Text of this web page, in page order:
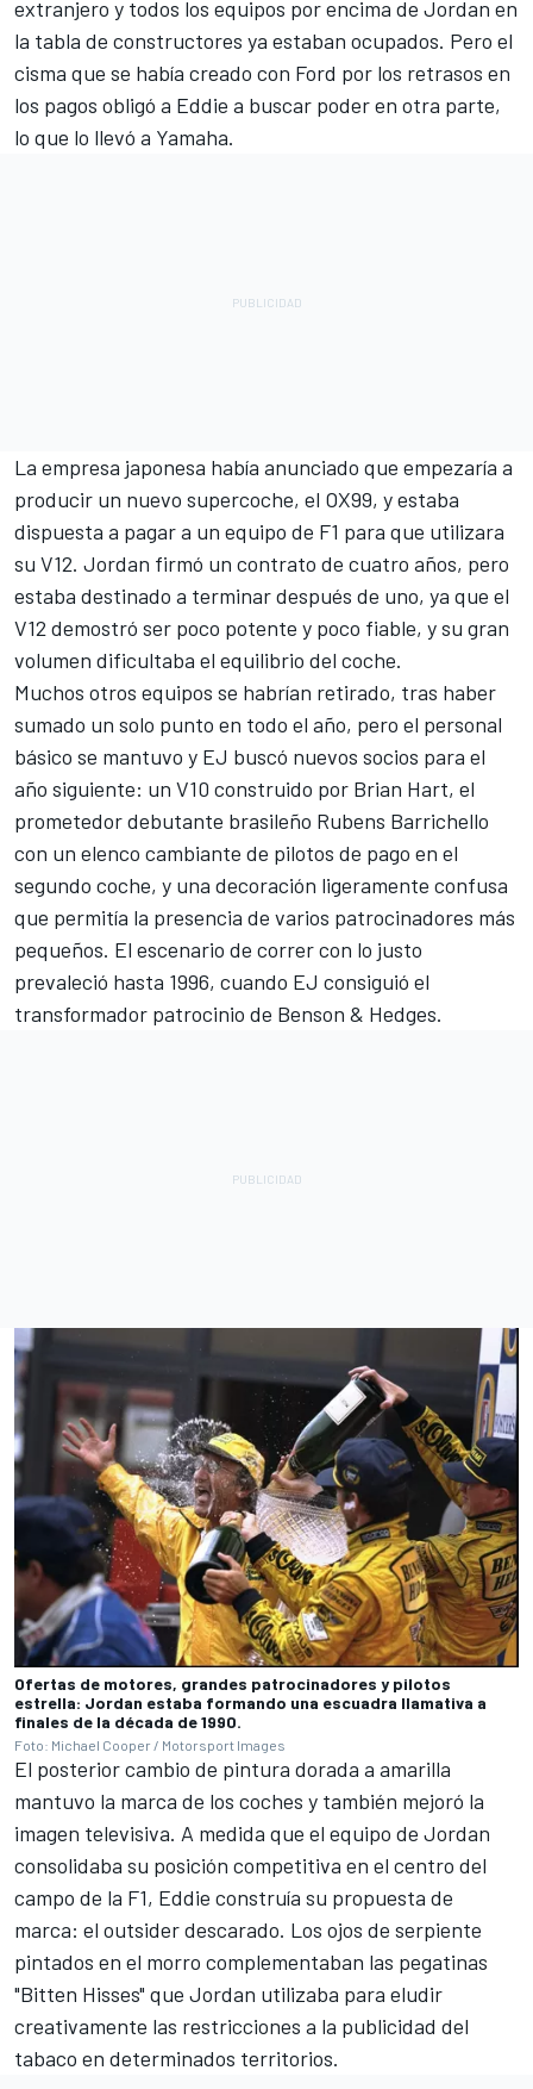
extranjero y todos los equipos por encima de Jordan en
la tabla de constructores ya estaban ocupados. Pero el
cisma que se había creado con Ford por los retrasos en
los pagos obligó a Eddie a buscar poder en otra parte,
lo que lo llevó a Yamaha.
La empresa japonesa había anunciado que empezaría a
producir un nuevo supercoche, el OX99, y estaba
dispuesta a pagar a un equipo de F1 para que utilizara
su V12. Jordan firmó un contrato de cuatro años, pero
estaba destinado a terminar después de uno, ya que el
V12 demostró ser poco potente y poco fiable, y su gran
volumen dificultaba el equilibrio del coche.
Muchos otros equipos se habrían retirado, tras haber
sumado un solo punto en todo el año, pero el personal
básico se mantuvo y EJ buscó nuevos socios para el
año siguiente: un V10 construido por Brian Hart, el
prometedor debutante brasileño Rubens Barrichello
con un elenco cambiante de pilotos de pago en el
segundo coche, y una decoración ligeramente confusa
que permitía la presencia de varios patrocinadores más
pequeños. El escenario de correr con lo justo
prevaleció hasta 1996, cuando EJ consiguió el
transformador patrocinio de Benson & Hedges.
Ofertas de motores, grandes patrocinadores y pilotos
estrella: Jordan estaba formando una escuadra llamativa a
finales de la década de 1990.
Foto: Michael Cooper / Motorsport Images
El posterior cambio de pintura dorada a amarilla
mantuvo la marca de los coches y también mejoró la
imagen televisiva. A medida que el equipo de Jordan
consolidaba su posición competitiva en el centro del
campo de la F1, Eddie construía su propuesta de
marca: el outsider descarado. Los ojos de serpiente
pintados en el morro complementaban las pegatinas
"Bitten Hisses" que Jordan utilizaba para eludir
creativamente las restricciones a la publicidad del
tabaco en determinados territorios.